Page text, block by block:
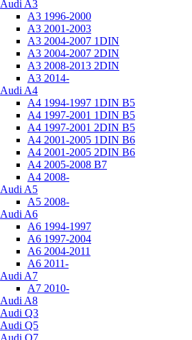
Audi A3
A3 1996-2000
A3 2001-2003
A3 2004-2007 1DIN
A3 2004-2007 2DIN
A3 2008-2013 2DIN
A3 2014-
Audi A4
A4 1994-1997 1DIN B5
A4 1997-2001 1DIN B5
A4 1997-2001 2DIN B5
A4 2001-2005 1DIN B6
A4 2001-2005 2DIN B6
A4 2005-2008 B7
A4 2008-
Audi A5
A5 2008-
Audi A6
A6 1994-1997
A6 1997-2004
A6 2004-2011
A6 2011-
Audi A7
A7 2010-
Audi A8
Audi Q3
Audi Q5